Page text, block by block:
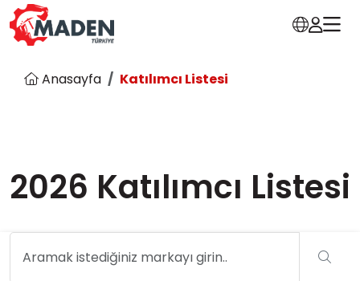
Anasayfa Katılımcı Listesi
2026 Katılımcı Listesi